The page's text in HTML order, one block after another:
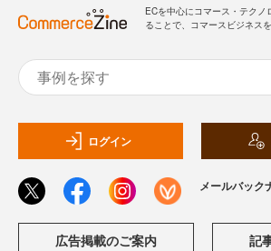
ECを中心にコマース・テク
ることで、コマースビジネス
ログイン
メールバック
広告掲載のご案内 記